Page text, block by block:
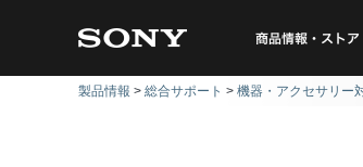
商品情報・スト
製品情報 総合サポート 機器・アクセサリー